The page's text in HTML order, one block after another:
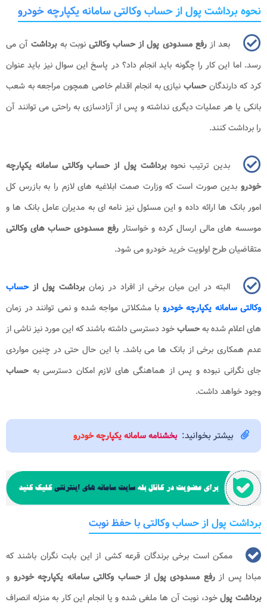
نحوه برداشت پول از حساب وکالتی سامانه یکپارچه خودرو
بعد ازرفع مسدودی پول از حساب وکالتی نوبت بهبرداشت آن می
رسد. اما این کار را چگونه باید انجام داد؟ در پاسخ این سوال نیز باید عنوان
کرد که دارندگانحساب نیازی به انجام اقدام خاصی همچون مراجعه به شعب
بانکی یا هر عملیات دیگری نداشته و پس از آزادسازی به راحتی می توانند آن
را برداشت کنند.
بدین ترتیب نحوهبرداشت پول از حساب وکالتی سامانه یکپارچه
خودرو بدین صورت است که وزارت صمت ابلاغیه های لازم را به بازرس کل
امور بانک ها ارائه داده و این مسئول نیز نامه ای به مدیران عامل بانک ها و
موسسه های مالی ارسال کرده و خواستاررفع مسدودی حساب های وکالتی
متقاضیان طرح اولویت خرید خودرو می شود.
البته در این میان برخی از افراد در زمانبرداشت پول از حساب
وکالتی سامانه یکپارچه خودرو با مشکلاتی مواجه شده و نمی توانند در زمان
های اعلام شده بهحسابخود دسترسی داشته باشند که این مورد نیز ناشی از
عدم همکاری برخی از بانک ها می باشد. با این حال حتی در چنین مواردی
جای نگرانی نبوده و پس از هماهنگی های لازم امکان دسترسی بهحساب
وجود خواهد داشت.
بیشتر بخوانید: بخشنامه سامانه یکپارچه خودرو
برداشت پول از حساب وکالتی با حفظ نوبت
ممکن است برخی برندگان قرعه کشی از این بابت نگران باشند که
مبادا پس ازرفع مسدودی پول از حساب وکالتی سامانه یکپارچه خودرو و
برداشت پولخود، نوبت آن ها ملغی شده و یا انجام این کار به منزله انصراف